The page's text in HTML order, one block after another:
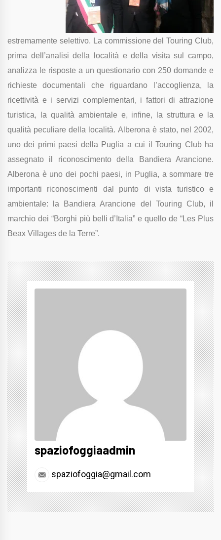
estremamente selettivo. La commissione del Touring Club,
prima dell’analisi della località e della visita sul campo,
analizza le risposte a un questionario con 250 domande e
richieste documentali che riguardano l’accoglienza, la
ricettività e i servizi complementari, i fattori di attrazione
turistica, la qualità ambientale e, infine, la struttura e la
qualità peculiare della località. Alberona è stato, nel 2002,
uno dei primi paesi della Puglia a cui il Touring Club ha
assegnato il riconoscimento della Bandiera Arancione.
Alberona è uno dei pochi paesi, in Puglia, a sommare tre
importanti riconoscimenti dal punto di vista turistico e
ambientale: la Bandiera Arancione del Touring Club, il
marchio dei “Borghi più belli d’Italia” e quello de “Les Plus
Beax Villages de la Terre”.
spaziofoggiaadmin
spaziofoggia@gmail.com